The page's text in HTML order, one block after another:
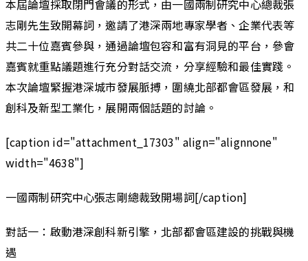
本屆論壇採取閉門會議的形式，由一國兩制研究中心總裁張
志剛先生致開幕詞，邀請了港深兩地專家學者、企業代表等
共二十位嘉賓參與，通過論壇包容和富有洞見的平台，參會
嘉賓就重點議題進行充分對話交流，分享經驗和最佳實踐。
本次論壇緊握港深城市發展脈搏，圍繞北部都會區發展，和
創科及新型工業化，展開兩個話題的討論。
[caption id="attachment_17303" align="alignnone"
width="4638"]
一國兩制研究中心張志剛總裁致開場詞[/caption]
對話一：啟動港深創科新引擎，北部都會區建設的挑戰與機
遇